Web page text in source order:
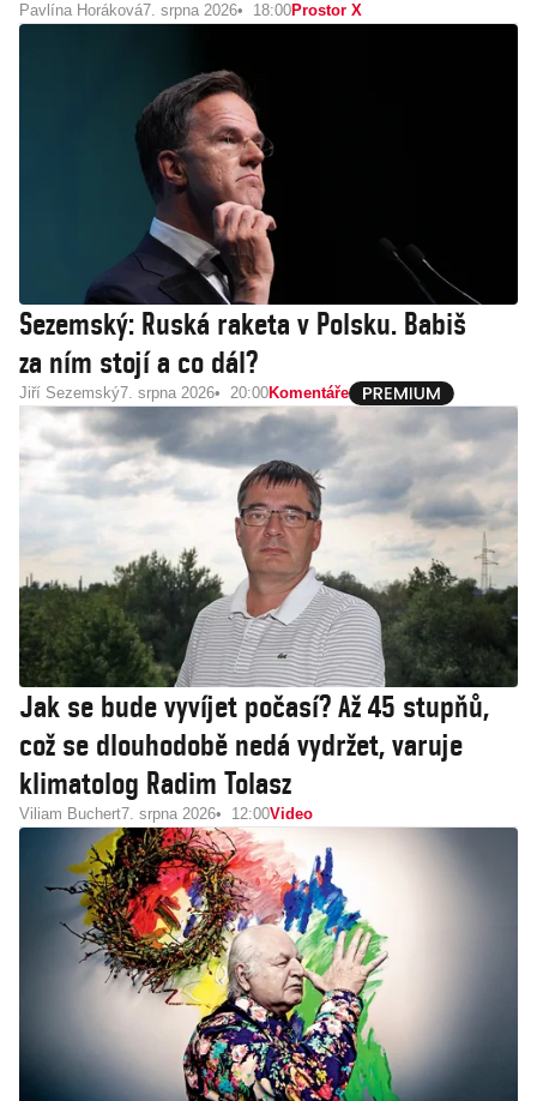
Pavlína Horáková7. srpna 2026 18:00Prostor X
Sezemský: Ruská raketa v Polsku. Babiš
za ním stojí a co dál?
Jiří Sezemský7. srpna 2026 20:00Komentáře
Jak se bude vyvíjet počasí? Až 45 stupňů,
což se dlouhodobě nedá vydržet, varuje
klimatolog Radim Tolasz
Viliam Buchert7. srpna 2026 12:00Video